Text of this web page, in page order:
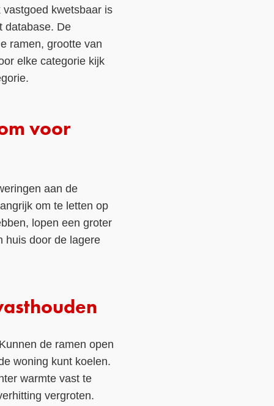
kwetsbaar is
database. De
ramen, grootte van
elke categorie kijk
voor
aan de
om te letten op
lopen een groter
huis door de lagere
de ramen open
woning kunt koelen.
warmte vast te
vergroten.